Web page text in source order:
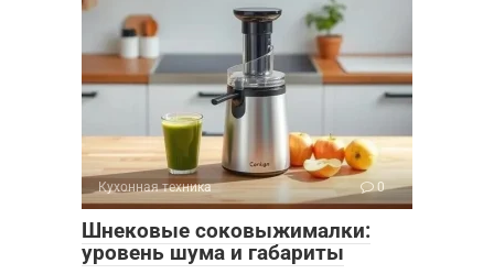
Кухонная техника 0
Шнековые соковыжималки:
уровень шума и габариты